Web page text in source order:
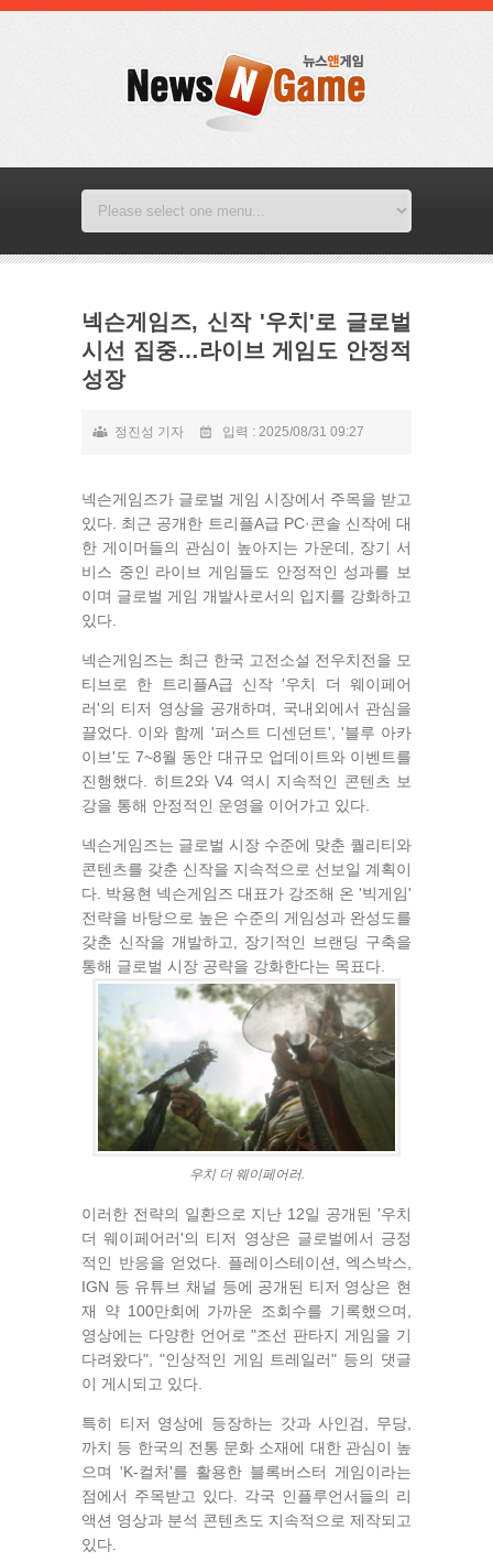
넥슨게임즈, 신작 '우치'로 글로벌
시선 집중…라이브 게임도 안정적
성장
정진성 기자 입력 : 2025/08/31 09:27
넥슨게임즈가 글로벌 게임 시장에서 주목을 받고
있다. 최근 공개한 트리플A급 PC·콘솔 신작에 대
한 게이머들의 관심이 높아지는 가운데, 장기 서
비스 중인 라이브 게임들도 안정적인 성과를 보
이며 글로벌 게임 개발사로서의 입지를 강화하고
있다.
넥슨게임즈는 최근 한국 고전소설 전우치전을 모
티브로 한 트리플A급 신작 '우치 더 웨이페어
러'의 티저 영상을 공개하며, 국내외에서 관심을
끌었다. 이와 함께 '퍼스트 디센던트', '블루 아카
이브'도 7~8월 동안 대규모 업데이트와 이벤트를
진행했다. 히트2와 V4 역시 지속적인 콘텐츠 보
강을 통해 안정적인 운영을 이어가고 있다.
넥슨게임즈는 글로벌 시장 수준에 맞춘 퀄리티와
콘텐츠를 갖춘 신작을 지속적으로 선보일 계획이
다. 박용현 넥슨게임즈 대표가 강조해 온 '빅게임'
전략을 바탕으로 높은 수준의 게임성과 완성도를
갖춘 신작을 개발하고, 장기적인 브랜딩 구축을
통해 글로벌 시장 공략을 강화한다는 목표다.
우치 더 웨이페어러.
이러한 전략의 일환으로 지난 12일 공개된 '우치
더 웨이페어러'의 티저 영상은 글로벌에서 긍정
적인 반응을 얻었다. 플레이스테이션, 엑스박스,
IGN 등 유튜브 채널 등에 공개된 티저 영상은 현
재 약 100만회에 가까운 조회수를 기록했으며,
영상에는 다양한 언어로 "조선 판타지 게임을 기
다려왔다", "인상적인 게임 트레일러" 등의 댓글
이 게시되고 있다.
특히 티저 영상에 등장하는 갓과 사인검, 무당,
까치 등 한국의 전통 문화 소재에 대한 관심이 높
으며 'K-컬처'를 활용한 블록버스터 게임이라는
점에서 주목받고 있다. 각국 인플루언서들의 리
액션 영상과 분석 콘텐츠도 지속적으로 제작되고
있다.